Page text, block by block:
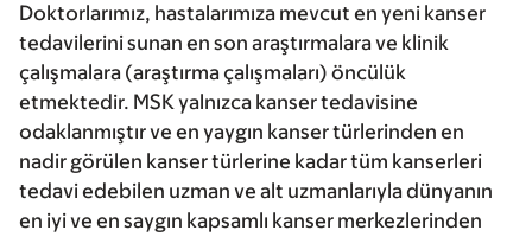
Doktorlarımız, hastalarımıza mevcut en yeni kanser
tedavilerini sunan en son araştırmalara ve klinik
çalışmalara (araştırma çalışmaları) öncülük
etmektedir. MSK yalnızca kanser tedavisine
odaklanmıştır ve en yaygın kanser türlerinden en
nadir görülen kanser türlerine kadar tüm kanserleri
tedavi edebilen uzman ve alt uzmanlarıyla dünyanın
en iyi ve en saygın kapsamlı kanser merkezlerinden